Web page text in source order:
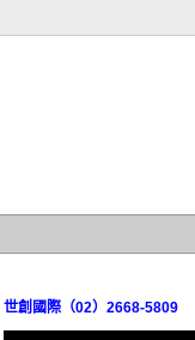
世創國際（02）2668-5809